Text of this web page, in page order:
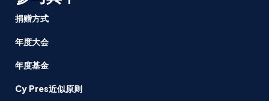
捐赠方式
年度大会
年度基金
Cy Pres近似原则